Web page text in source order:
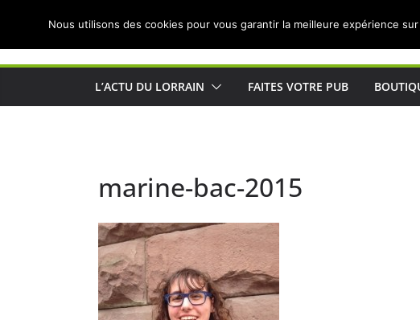
Actualités de Lorraine pour les Lorrains
L’ACTU DU LORRAIN FAITES VOTRE PUB
marine-bac-2015
Nous utilisons des cookies pour vous garantir la meilleure expérience